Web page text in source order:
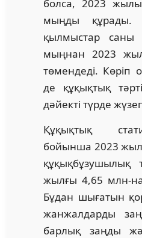
болса, 2023
мың­ды құрады.
қылмыстар
мыңнан 2023
төмендеді. Көріп
де құқықтық
дәйекті түр­де
Құқықтық
бойынша 2023
құқықбұзушылық
жылғы 4,65 млн-
Бұдан шығатын
жанжалдарды
бар­лық заңды